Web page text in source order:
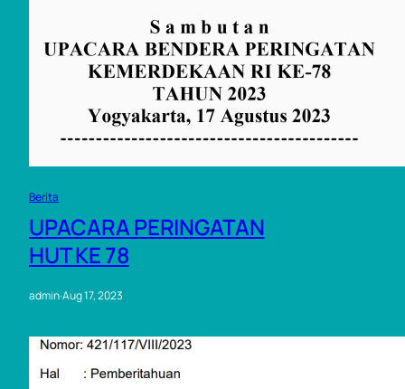
Berita
UPACARA PERINGATAN
HUT KE 78
admin·Aug 17, 2023